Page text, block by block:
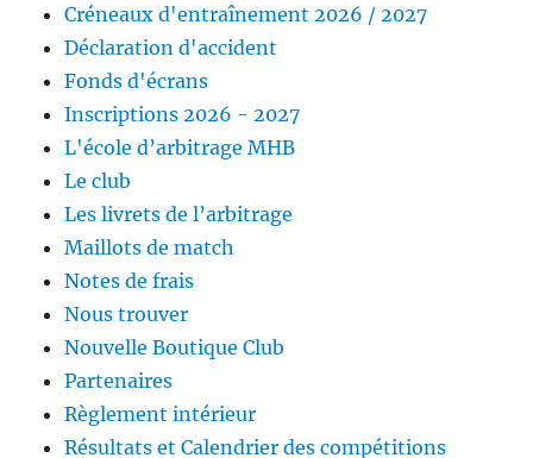
Créneaux d'entraînement 2026 / 2027
Déclaration d'accident
Fonds d'écrans
Inscriptions 2026 - 2027
L'école d’arbitrage MHB
Le club
Les livrets de l’arbitrage
Maillots de match
Notes de frais
Nous trouver
Nouvelle Boutique Club
Partenaires
Règlement intérieur
Résultats et Calendrier des compétitions